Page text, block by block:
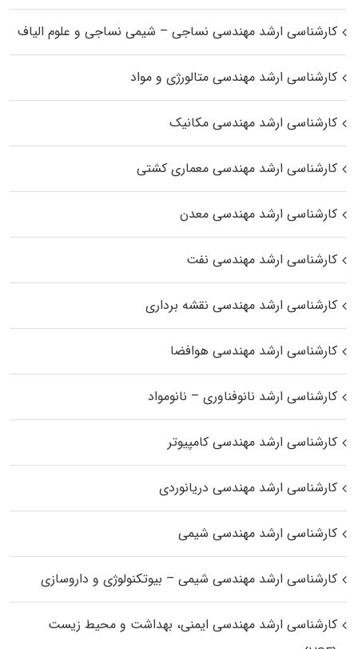
کارشناسی ارشد مهندسی نساجی – شیمی نساجی و علوم الیاف
کارشناسی ارشد مهندسی متالورژی و مواد
کارشناسی ارشد مهندسی مکانیک
کارشناسی ارشد مهندسی معماری کشتی
کارشناسی ارشد مهندسی معدن
کارشناسی ارشد مهندسی نفت
کارشناسی ارشد مهندسی نقشه برداری
کارشناسی ارشد مهندسی هوافضا
کارشناسی ارشد نانوفناوری – نانومواد
کارشناسی ارشد مهندسی کامپیوتر
کارشناسی ارشد مهندسی دریانوردی
کارشناسی ارشد مهندسی شیمی
کارشناسی ارشد مهندسی شیمی – بیوتکنولوژی و داروسازی
کارشناسی ارشد مهندسی ایمنی، بهداشت و محیط زیست